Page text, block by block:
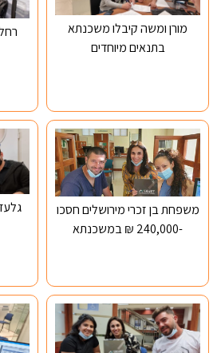
מורן ומשה קיבלו משכנתא
בתנאים מיוחדים
משפחת בן זכרי מירושלים חסכו
-240,000 ₪ במשכנתא